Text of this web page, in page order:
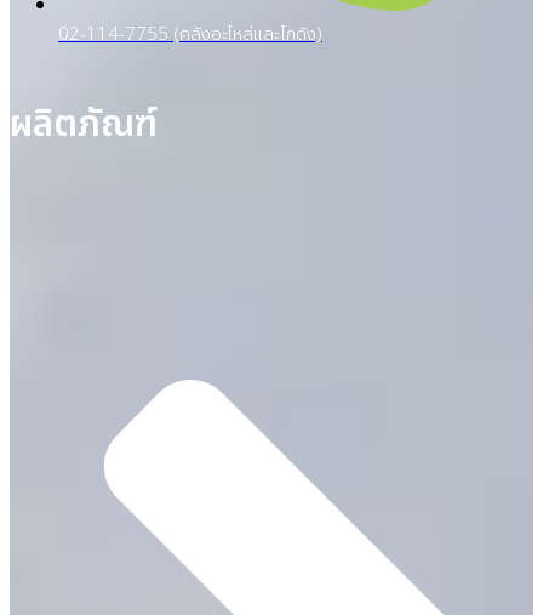
02-114-7755 (คลังอะไหล่และโกดัง)
ผลิตภัณฑ์